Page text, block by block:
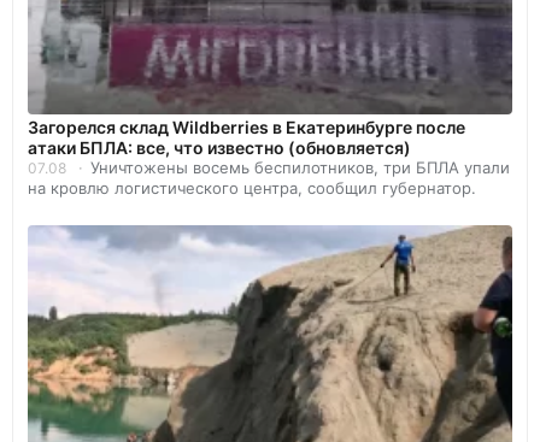
Загорелся склад Wildberries в Екатеринбурге после
атаки БПЛА: все, что известно (обновляется)
07.08
Уничтожены восемь беспилотников, три БПЛА упали
на кровлю логистического центра, сообщил губернатор.